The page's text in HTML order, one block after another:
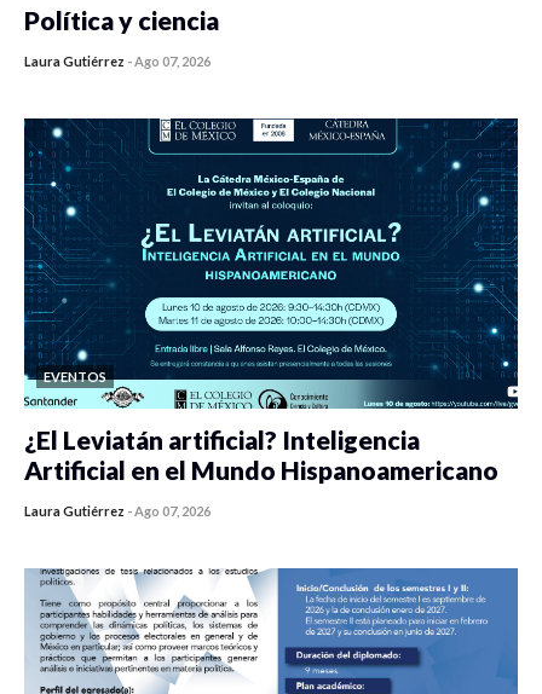
Política y ciencia
Laura Gutiérrez -Ago 07, 2026
EVENTOS
¿El Leviatán artificial? Inteligencia
Artificial en el Mundo Hispanoamericano
Laura Gutiérrez -Ago 07, 2026